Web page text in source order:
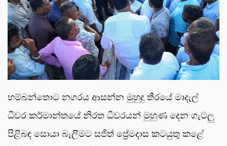
හම්බන්තොට නගරය ආසන්න මුහුදු තීරයේ මාදැල්
ධීවර කර්මාන්තයේ නිරත ධීවරයන් මුහුණ දෙන ගැටලු
පිළිබඳ සොයා බැලීමට සජිත් ප්‍රේමදාස කටයුතු කළේ